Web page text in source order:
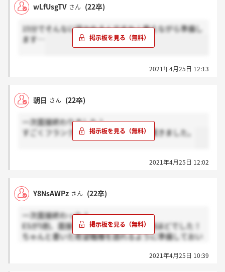
wLfUsgTV さん (22卒)
15分でそんなに訊かれるんですか！震えながら準備し
ます…
2021年4月25日 12:13
朝日 さん (22卒)
一次面接終わりました！
すごくフランクで優しい面接官の方で驚きました。
2021年4月25日 12:02
Y8NsAWPz さん (22卒)
一次面接終わった！
ESが5割、面接シート1割、急な質問4割ほどでした！
ちゃんと書いた希望職種を語れるように準備しておい
私はあまり出来なくて死にましたゆえ、皆様に勇気と
2021年4月25日 10:39